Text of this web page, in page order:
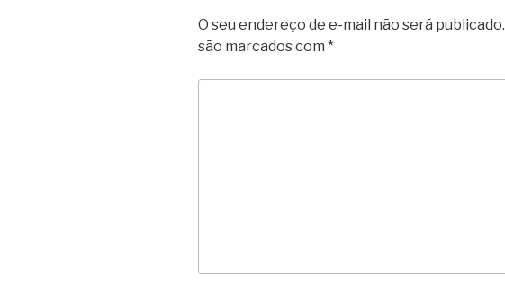
O seu endereço de e-mail não será publicado.
são marcados com *